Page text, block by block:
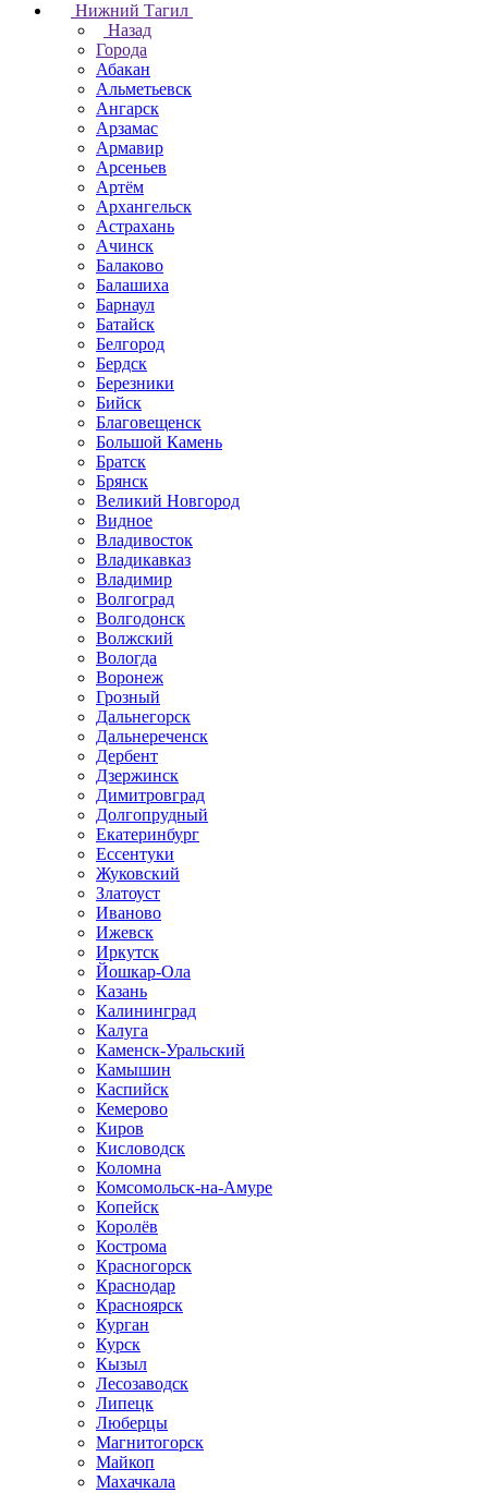
Нижний Тагил
Назад
Города
Абакан
Альметьевск
Ангарск
Арзамас
Армавир
Арсеньев
Артём
Архангельск
Астрахань
Ачинск
Балаково
Балашиха
Барнаул
Батайск
Белгород
Бердск
Березники
Бийск
Благовещенск
Большой Камень
Братск
Брянск
Великий Новгород
Видное
Владивосток
Владикавказ
Владимир
Волгоград
Волгодонск
Волжский
Вологда
Воронеж
Грозный
Дальнегорск
Дальнереченск
Дербент
Дзержинск
Димитровград
Долгопрудный
Екатеринбург
Ессентуки
Жуковский
Златоуст
Иваново
Ижевск
Иркутск
Йошкар-Ола
Казань
Калининград
Калуга
Каменск-Уральский
Камышин
Каспийск
Кемерово
Киров
Кисловодск
Коломна
Комсомольск-на-Амуре
Копейск
Королёв
Кострома
Красногорск
Краснодар
Красноярск
Курган
Курск
Кызыл
Лесозаводск
Липецк
Люберцы
Магнитогорск
Майкоп
Махачкала